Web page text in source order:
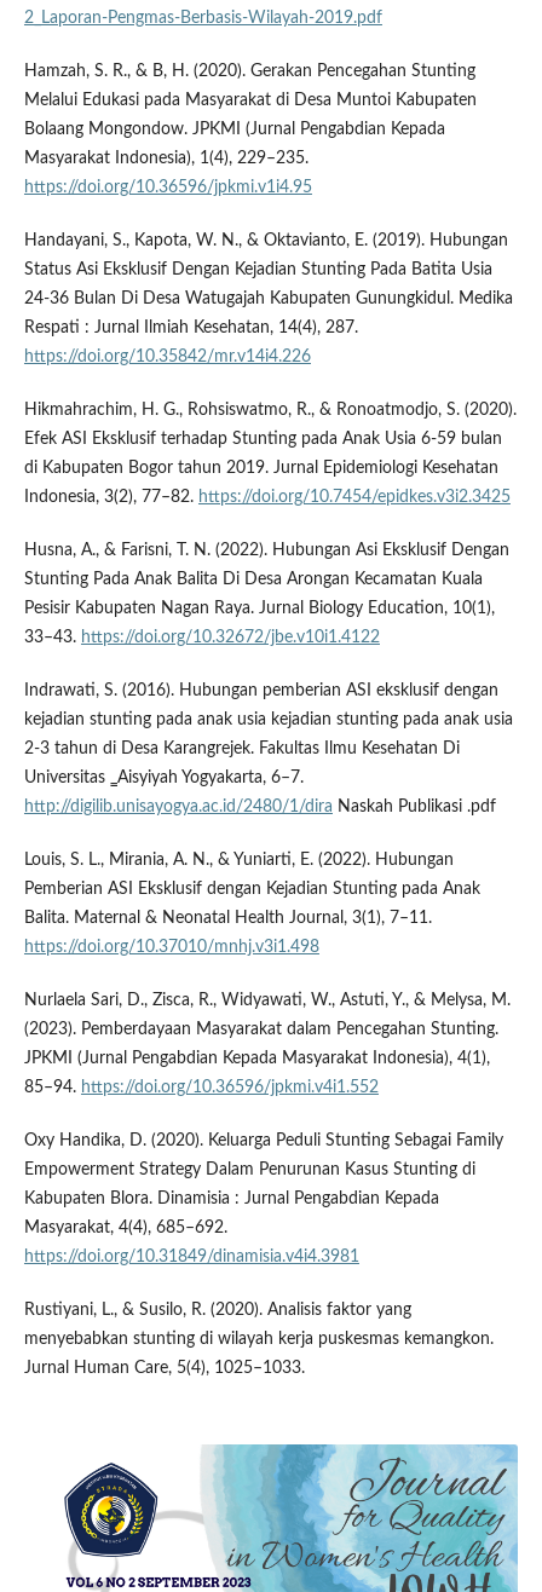
2_Laporan-Pengmas-Berbasis-Wilayah-2019.pdf
Hamzah, S. R., & B, H. (2020). Gerakan Pencegahan Stunting
Melalui Edukasi pada Masyarakat di Desa Muntoi Kabupaten
Bolaang Mongondow. JPKMI (Jurnal Pengabdian Kepada
Masyarakat Indonesia), 1(4), 229–235.
https://doi.org/10.36596/jpkmi.v1i4.95
Handayani, S., Kapota, W. N., & Oktavianto, E. (2019). Hubungan
Status Asi Eksklusif Dengan Kejadian Stunting Pada Batita Usia
24-36 Bulan Di Desa Watugajah Kabupaten Gunungkidul. Medika
Respati : Jurnal Ilmiah Kesehatan, 14(4), 287.
https://doi.org/10.35842/mr.v14i4.226
Hikmahrachim, H. G., Rohsiswatmo, R., & Ronoatmodjo, S. (2020).
Efek ASI Eksklusif terhadap Stunting pada Anak Usia 6-59 bulan
di Kabupaten Bogor tahun 2019. Jurnal Epidemiologi Kesehatan
Indonesia, 3(2), 77–82. https://doi.org/10.7454/epidkes.v3i2.3425
Husna, A., & Farisni, T. N. (2022). Hubungan Asi Eksklusif Dengan
Stunting Pada Anak Balita Di Desa Arongan Kecamatan Kuala
Pesisir Kabupaten Nagan Raya. Jurnal Biology Education, 10(1),
33–43. https://doi.org/10.32672/jbe.v10i1.4122
Indrawati, S. (2016). Hubungan pemberian ASI eksklusif dengan
kejadian stunting pada anak usia kejadian stunting pada anak usia
2-3 tahun di Desa Karangrejek. Fakultas Ilmu Kesehatan Di
Universitas ‗Aisyiyah Yogyakarta, 6–7.
http://digilib.unisayogya.ac.id/2480/1/dira Naskah Publikasi .pdf
Louis, S. L., Mirania, A. N., & Yuniarti, E. (2022). Hubungan
Pemberian ASI Eksklusif dengan Kejadian Stunting pada Anak
Balita. Maternal & Neonatal Health Journal, 3(1), 7–11.
https://doi.org/10.37010/mnhj.v3i1.498
Nurlaela Sari, D., Zisca, R., Widyawati, W., Astuti, Y., & Melysa, M.
(2023). Pemberdayaan Masyarakat dalam Pencegahan Stunting.
JPKMI (Jurnal Pengabdian Kepada Masyarakat Indonesia), 4(1),
85–94. https://doi.org/10.36596/jpkmi.v4i1.552
Oxy Handika, D. (2020). Keluarga Peduli Stunting Sebagai Family
Empowerment Strategy Dalam Penurunan Kasus Stunting di
Kabupaten Blora. Dinamisia : Jurnal Pengabdian Kepada
Masyarakat, 4(4), 685–692.
https://doi.org/10.31849/dinamisia.v4i4.3981
Rustiyani, L., & Susilo, R. (2020). Analisis faktor yang
menyebabkan stunting di wilayah kerja puskesmas kemangkon.
Jurnal Human Care, 5(4), 1025–1033.